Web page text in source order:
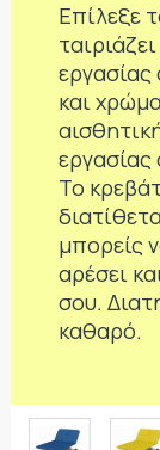
Επίλεξε
και
Το
μπορείς
αρέσει
σου.
καθαρό.